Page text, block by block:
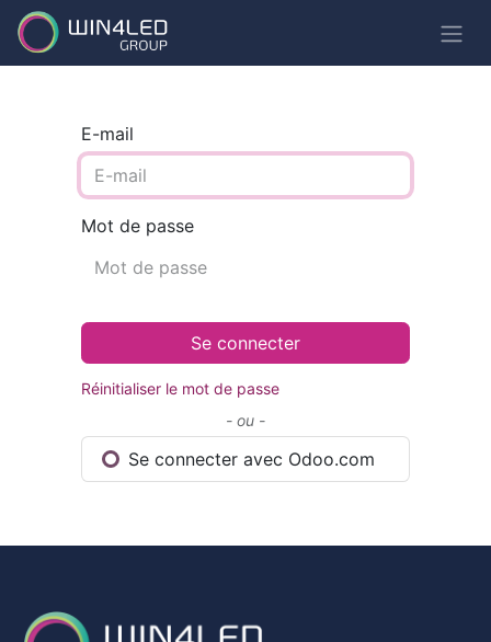
E-mail
Mot de passe
Se connecter
Réinitialiser le mot de passe
- ou -
Se connecter avec Odoo.com